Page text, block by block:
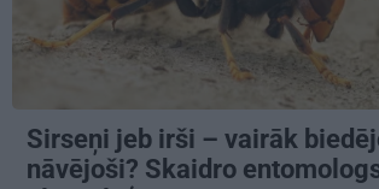
Sirseņi jeb irši – vairāk
nāvējoši? Skaidro